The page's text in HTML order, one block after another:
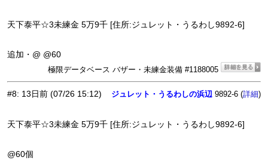
天下泰平☆3未練金 5万9千 [住所:ジュレット・うるわし9892-6]
追加・@ @60
極限データベース バザー・未練金装備 #1188005
#8: 13日前 (07/26 15:12) ジュレット・うるわしの浜辺 9892-6 (詳細)
天下泰平☆3未練金 5万9千 [住所:ジュレット・うるわし9892-6]
@60個